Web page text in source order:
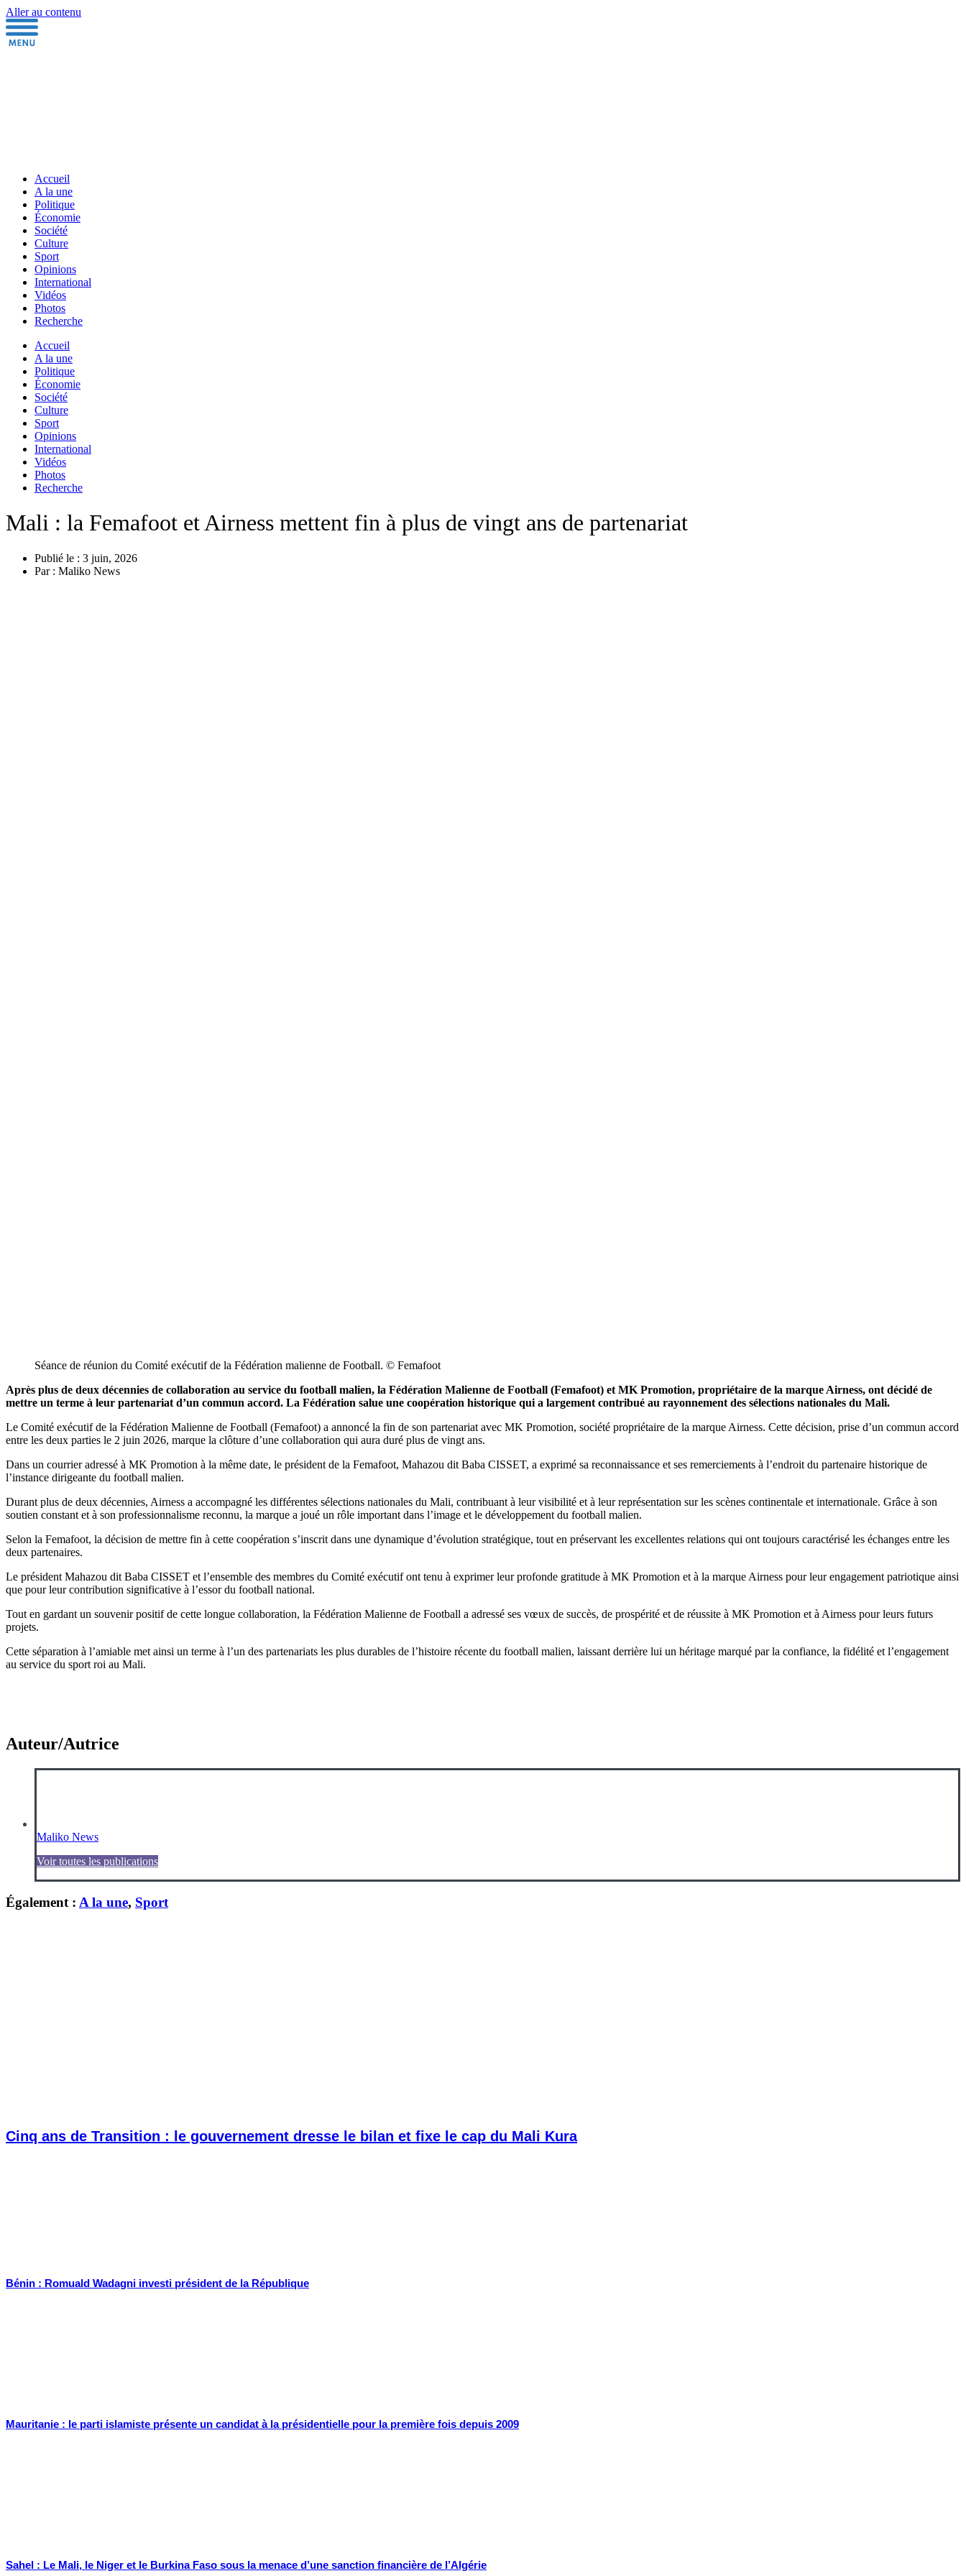
Aller au contenu
Accueil
A la une
Politique
Économie
Société
Culture
Sport
Opinions
International
Vidéos
Photos
Recherche
Accueil
A la une
Politique
Économie
Société
Culture
Sport
Opinions
International
Vidéos
Photos
Recherche
Mali : la Femafoot et Airness mettent fin à plus de vingt ans de partenariat
Publié le : 3 juin, 2026
Par : Maliko News
Séance de réunion du Comité exécutif de la Fédération malienne de Football. © Femafoot
Après plus de deux décennies de collaboration au service du football malien, la Fédération Malienne de Football (Femafoot) et MK Promotion, propriétaire de la marque Airness, ont décidé de
mettre un terme à leur partenariat d’un commun accord. La Fédération salue une coopération historique qui a largement contribué au rayonnement des sélections nationales du Mali.
Le Comité exécutif de la Fédération Malienne de Football (Femafoot) a annoncé la fin de son partenariat avec MK Promotion, société propriétaire de la marque Airness. Cette décision, prise d’un commun accord
entre les deux parties le 2 juin 2026, marque la clôture d’une collaboration qui aura duré plus de vingt ans.
Dans un courrier adressé à MK Promotion à la même date, le président de la Femafoot, Mahazou dit Baba CISSET, a exprimé sa reconnaissance et ses remerciements à l’endroit du partenaire historique de
l’instance dirigeante du football malien.
Durant plus de deux décennies, Airness a accompagné les différentes sélections nationales du Mali, contribuant à leur visibilité et à leur représentation sur les scènes continentale et internationale. Grâce à son
soutien constant et à son professionnalisme reconnu, la marque a joué un rôle important dans l’image et le développement du football malien.
Selon la Femafoot, la décision de mettre fin à cette coopération s’inscrit dans une dynamique d’évolution stratégique, tout en préservant les excellentes relations qui ont toujours caractérisé les échanges entre les
deux partenaires.
Le président Mahazou dit Baba CISSET et l’ensemble des membres du Comité exécutif ont tenu à exprimer leur profonde gratitude à MK Promotion et à la marque Airness pour leur engagement patriotique ainsi
que pour leur contribution significative à l’essor du football national.
Tout en gardant un souvenir positif de cette longue collaboration, la Fédération Malienne de Football a adressé ses vœux de succès, de prospérité et de réussite à MK Promotion et à Airness pour leurs futurs
projets.
Cette séparation à l’amiable met ainsi un terme à l’un des partenariats les plus durables de l’histoire récente du football malien, laissant derrière lui un héritage marqué par la confiance, la fidélité et l’engagement
au service du sport roi au Mali.
Auteur/Autrice
Maliko News
Voir toutes les publications
Également : A la une, Sport
Cinq ans de Transition : le gouvernement dresse le bilan et fixe le cap du Mali Kura
Bénin : Romuald Wadagni investi président de la République
Mauritanie : le parti islamiste présente un candidat à la présidentielle pour la première fois depuis 2009
Sahel : Le Mali, le Niger et le Burkina Faso sous la menace d’une sanction financière de l’Algérie